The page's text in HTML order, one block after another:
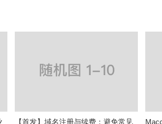
【首发】域名注册与续费：避免常见